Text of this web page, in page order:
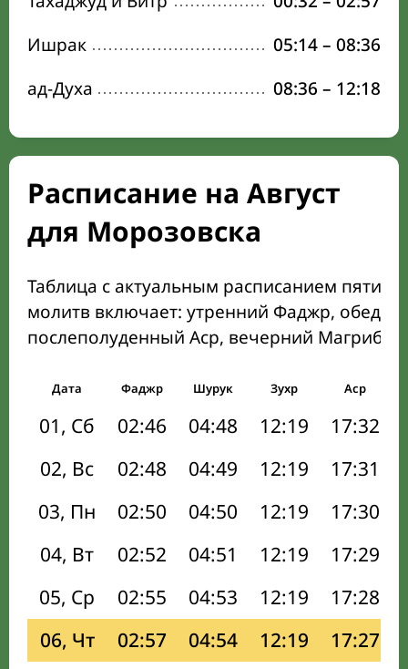
Ишрак
05:14– 08:36
ад-Духа
08:36 – 12:18
Расписание на Август
для Морозовска
Таблица с актуальным расписанием пяти
молитв включает: утренний Фаджр,
послеполуденный Аср, вечерний Магриб
Дата Фаджр Шурук Зухр Аср
01, Сб 02:46 04:48 12:19 17:32
02, Вс
02:48 04:49 12:19 17:31
03, Пн
02:50 04:50 12:19 17:30
04, Вт
02:52 04:51 12:19 17:29
05, Ср
02:55 04:53 12:19 17:28
06, Чт
02:57 04:54 12:19 17:27